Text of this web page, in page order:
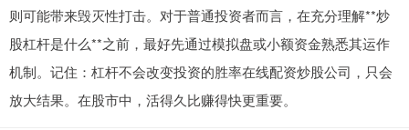
则可能带来毁灭性打击。对于普通投资者而言，在充分理解**炒
股杠杆是什么**之前，最好先通过模拟盘或小额资金熟悉其运作
机制。记住：杠杆不会改变投资的胜率在线配资炒股公司，只会
放大结果。在股市中，活得久比赚得快更重要。